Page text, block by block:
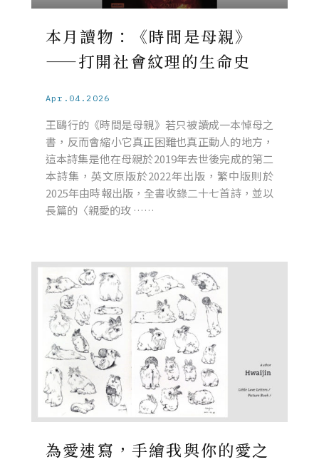
本月讀物：《時間是母親》
——打開社會紋理的生命史
Apr.04.2026
王鷗行的《時間是母親》若只被讀成一本悼母之
書，反而會縮小它真正困難也真正動人的地方，
這本詩集是他在母親於2019年去世後完成的第二
本詩集，英文原版於2022年出版，繁中版則於
2025年由時報出版，全書收錄二十七首詩，並以
長篇的〈親愛的玫 ……
為愛速寫，手繪我與你的愛之